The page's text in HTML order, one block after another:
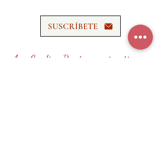
Ana Cardina Recetas requiere tiempo,
SUSCRÍBETE